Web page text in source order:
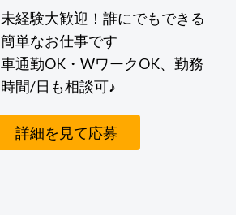
未経験大歓迎！誰にでもできる
簡単なお仕事です
車通勤OK・WワークOK、勤務
時間/日も相談可♪
詳細を見て応募